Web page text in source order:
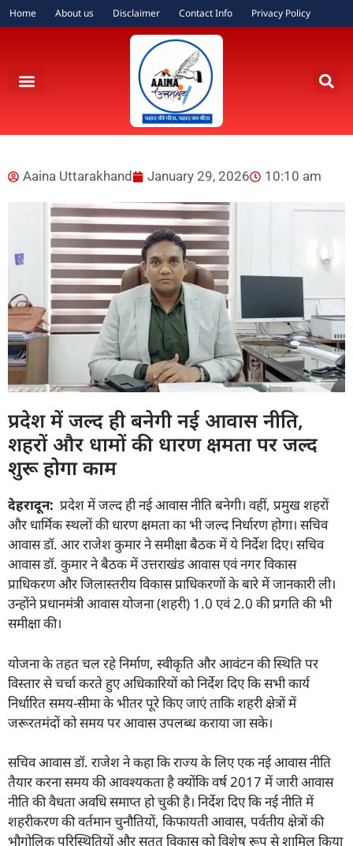
Home About us Disclaimer Contact Info Privacy Policy
Aaina Uttarakhand January 29, 2026 10:10 am
प्रदेश में जल्द ही बनेगी नई आवास नीति,
शहरों और धामों की धारण क्षमता पर जल्द
शुरू होगा काम
देहरादून: प्रदेश में जल्द ही नई आवास नीति बनेगी। वहीं, प्रमुख शहरों
और धार्मिक स्थलों की धारण क्षमता का भी जल्द निर्धारण होगा। सचिव
आवास डॉ. आर राजेश कुमार ने समीक्षा बैठक में ये निर्देश दिए। सचिव
आवास डॉ. कुमार ने बैठक में उत्तराखंड आवास एवं नगर विकास
प्राधिकरण और जिलास्तरीय विकास प्राधिकरणों के बारे में जानकारी ली।
उन्होंने प्रधानमंत्री आवास योजना (शहरी) 1.0 एवं 2.0 की प्रगति की भी
समीक्षा की।
योजना के तहत चल रहे निर्माण, स्वीकृति और आवंटन की स्थिति पर
विस्तार से चर्चा करते हुए अधिकारियों को निर्देश दिए कि सभी कार्य
निर्धारित समय-सीमा के भीतर पूरे किए जाएं ताकि शहरी क्षेत्रों में
जरूरतमंदों को समय पर आवास उपलब्ध कराया जा सके।
सचिव आवास डॉ. राजेश ने कहा कि राज्य के लिए एक नई आवास नीति
तैयार करना समय की आवश्यकता है क्योंकि वर्ष 2017 में जारी आवास
नीति की वैधता अवधि समाप्त हो चुकी है। निर्देश दिए कि नई नीति में
शहरीकरण की वर्तमान चुनौतियों, किफायती आवास, पर्वतीय क्षेत्रों की
भौगोलिक परिस्थितियों और सतत विकास को विशेष रूप से शामिल किया